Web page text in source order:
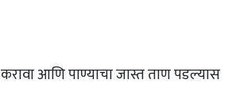
आणि पाण्याचा जास्त ताण पडल्यास